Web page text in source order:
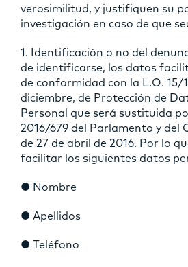
verosimilitud, y justifiquen su
investigación en caso de que
1. Identificación o no del
de identificarse, los datos
de conformidad con la L.O. 15/
diciembre, de Protección de
Personal que será sustituida
2016/679 del Parlamento y del
de 27 de abril de 2016. Por lo
facilitar los siguientes datos
● Nombre
● Apellidos
● Teléfono